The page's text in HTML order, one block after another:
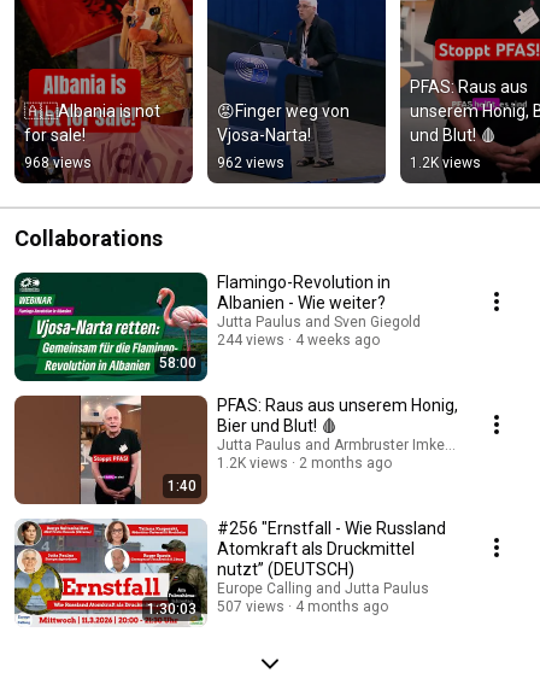
🇦🇱Albania is not
for sale!
968 views
😡Finger weg von
Vjosa-Narta!
962 views
PFAS: Raus aus
unserem Honig,
und Blut! 🩸
1.2K views
Collaborations
58:00
Flamingo-Revolution in
Albanien - Wie weiter?
Jutta Paulus and Sven Giegold
244 views
4 weeks ago
1:40
PFAS: Raus aus unserem Honig,
Bier und Blut! 🩸
Jutta Paulus and Armbruster Imkerschule
1.2K views
2 months ago
1:30:03
#256 "Ernstfall - Wie Russland
Atomkraft als Druckmittel
nutzt” (DEUTSCH)
Europe Calling and Jutta Paulus
507 views
4 months ago